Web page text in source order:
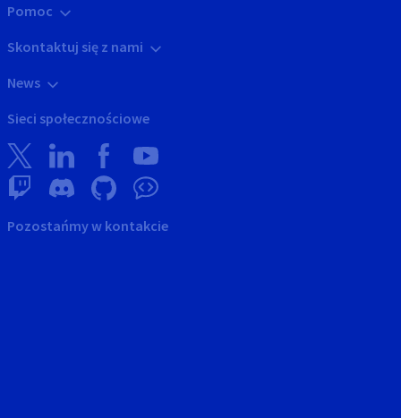
Pomoc
Skontaktuj się z nami
News
Sieci społecznościowe
Pozostańmy w kontakcie